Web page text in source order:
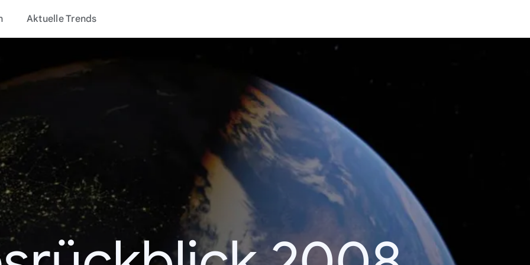
Aktuelle Trends